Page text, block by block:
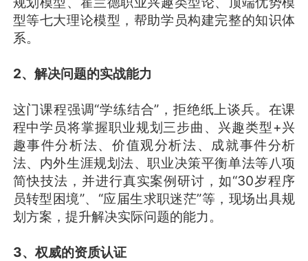
型等七大理论模型，帮助学员构建完整的知识体
系。
2、解决问题的实战能力
这门课程强调“学练结合”，拒绝纸上谈兵。在课
程中学员将掌握职业规划三步曲、兴趣类型+兴
趣事件分析法、价值观分析法、成就事件分析
法、内外生涯规划法、职业决策平衡单法等八项
简快技法，并进行真实案例研讨，如“30岁程序
员转型困境”、“应届生求职迷茫”等，现场出具规
划方案，提升解决实际问题的能力。
3、权威的资质认证